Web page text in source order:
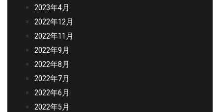
2023年4月
2022年12月
2022年11月
2022年9月
2022年8月
2022年7月
2022年6月
2022年5月